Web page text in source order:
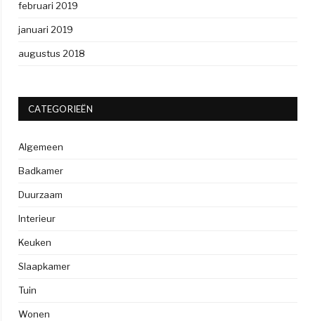
februari 2019
januari 2019
augustus 2018
CATEGORIEËN
Algemeen
Badkamer
Duurzaam
Interieur
Keuken
Slaapkamer
Tuin
Wonen